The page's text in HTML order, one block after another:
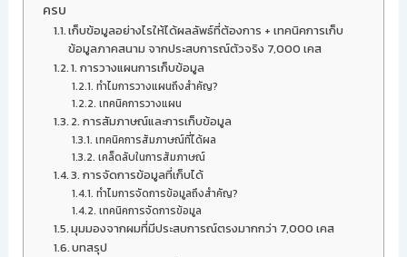
ครบ
เก็บข้อมูลอย่างไรให้ได้ผลลัพธ์ที่ต้องการ + เทคนิคการเก็บ
ข้อมูลภาคสนาม จากประสบการณ์ตัวจริง 7,000 เคส
1. การวางแผนการเก็บข้อมูล
ทำไมการวางแผนถึงสำคัญ?
เทคนิคการวางแผน
2. การสัมภาษณ์และการเก็บข้อมูล
เทคนิคการสัมภาษณ์ที่ได้ผล
เคล็ดลับในการสัมภาษณ์
3. การจัดการข้อมูลที่เก็บได้
ทำไมการจัดการข้อมูลถึงสำคัญ?
เทคนิคการจัดการข้อมูล
มุมมองจากผมที่มีประสบการณ์ตรงมากกว่า 7,000 เคส
บทสรุป